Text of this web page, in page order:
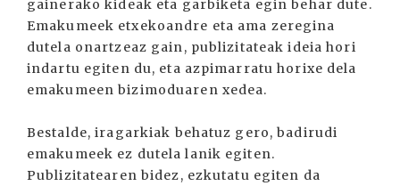
gainerako kideak eta garbiketa egin behar dute.
Emakumeek etxekoandre eta ama zeregina
dutela onartzeaz gain, publizitateak ideia hori
indartu egiten du, eta azpimarratu horixe dela
emakumeen bizimoduaren xedea.
Bestalde, iragarkiak behatuz gero, badirudi
emakumeek ez dutela lanik egiten.
Publizitatearen bidez, ezkutatu egiten da